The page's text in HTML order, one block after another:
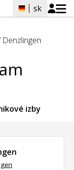
sk
Denzlingen
izby